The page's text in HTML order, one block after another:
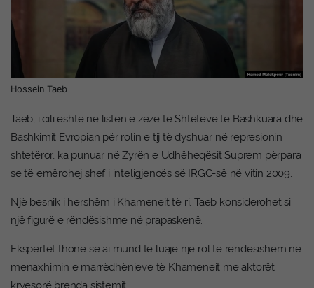
Hossein Taeb
Taeb, i cili është në listën e zezë të Shteteve të Bashkuara dhe
Bashkimit Evropian për rolin e tij të dyshuar në represionin
shtetëror, ka punuar në Zyrën e Udhëheqësit Suprem përpara
se të emërohej shef i inteligjencës së IRGC-së në vitin 2009.
Një besnik i hershëm i Khameneit të ri, Taeb konsiderohet si
një figurë e rëndësishme në prapaskenë.
Ekspertët thonë se ai mund të luajë një rol të rëndësishëm në
menaxhimin e marrëdhënieve të Khameneit me aktorët
kryesorë brenda sistemit.